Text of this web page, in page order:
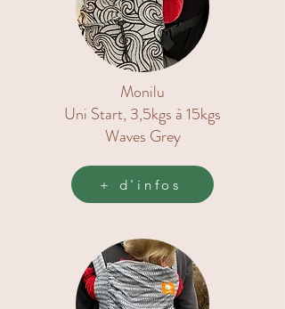
Monilu
Uni Start, 3,5kgs à 15kgs
Waves Grey
+ d'infos